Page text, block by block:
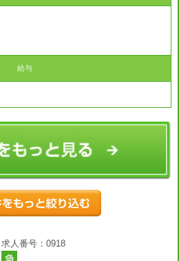
給与
求人番号：0918